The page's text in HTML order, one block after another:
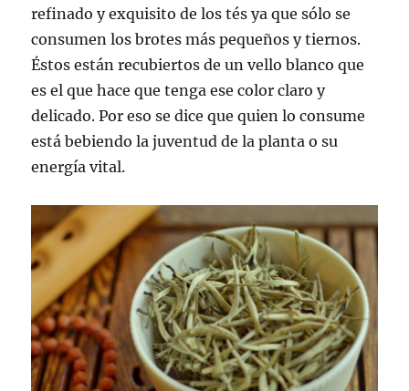
refinado y exquisito de los tés ya que sólo se
consumen los brotes más pequeños y tiernos.
Éstos están recubiertos de un vello blanco que
es el que hace que tenga ese color claro y
delicado. Por eso se dice que quien lo consume
está bebiendo la juventud de la planta o su
energía vital.